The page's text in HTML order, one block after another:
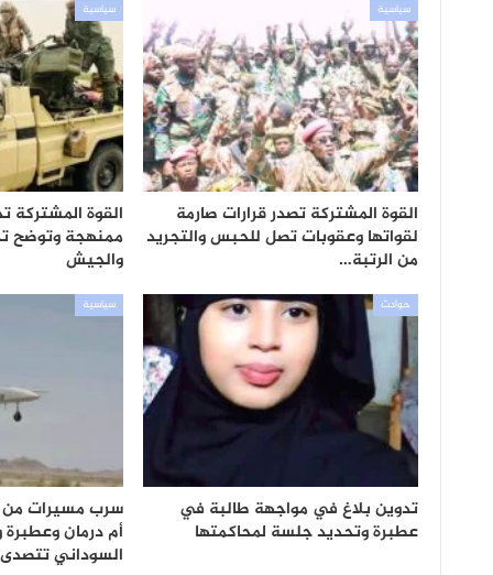
سياسية
القوة المشتركة تصدر قرارات صارمة
لقواتها وعقوبات تصل للحبس والتجريد
من الرتبة…
سياسية
القوة المشتركة
ممنهجة وتوضح
والجيش
حوادث
تدوين بلاغ في مواجهة طالبة في
عطبرة وتحديد جلسة لمحاكمتها
سياسية
سرب مسيرات من
أم درمان
السوداني